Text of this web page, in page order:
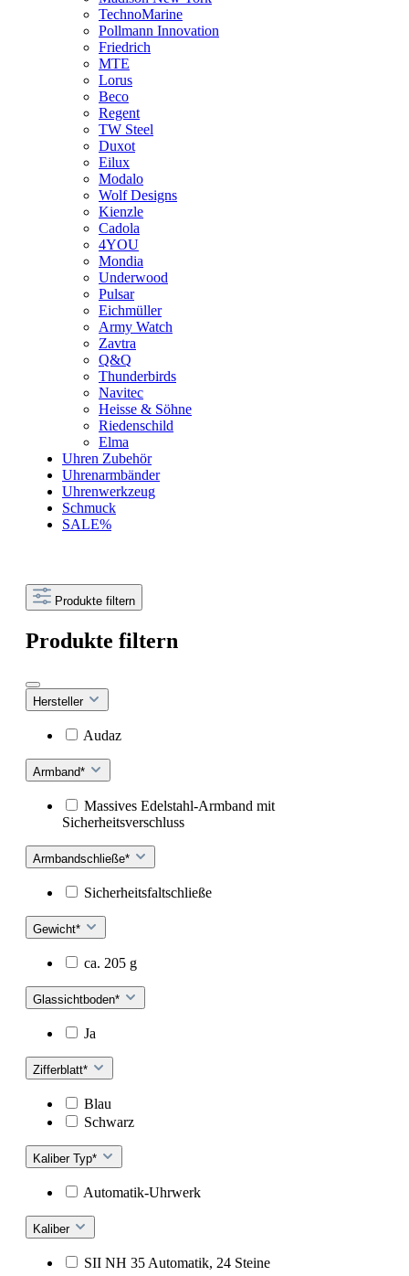
TechnoMarine
Pollmann Innovation
Friedrich
MTE
Lorus
Beco
Regent
TW Steel
Duxot
Eilux
Modalo
Wolf Designs
Kienzle
Cadola
4YOU
Mondia
Underwood
Pulsar
Eichmüller
Army Watch
Zavtra
Q&Q
Thunderbirds
Navitec
Heisse & Söhne
Riedenschild
Elma
Uhren Zubehör
Uhrenarmbänder
Uhrenwerkzeug
Schmuck
SALE%
Produkte filtern
Produkte filtern
Hersteller
Audaz
Armband*
Massives Edelstahl-Armband mit
Sicherheitsverschluss
Armbandschließe*
Sicherheitsfaltschließe
Gewicht*
ca. 205 g
Glassichtboden*
Ja
Zifferblatt*
Blau
Schwarz
Kaliber Typ*
Automatik-Uhrwerk
Kaliber
SII NH 35 Automatik, 24 Steine